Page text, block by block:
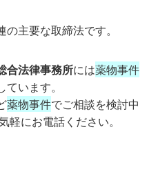
主要な取締法です。
合法律事務所には薬物事件
います。
薬物事件でご相談を検討中
軽にお電話ください。